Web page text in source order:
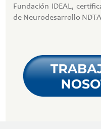
Fundación IDEAL,
de Neurodesarrollo